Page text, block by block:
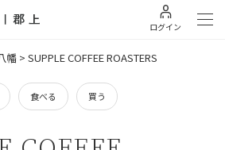
ログイン
幡 > SUPPLE COFFEE ROASTERS
食べる 買う